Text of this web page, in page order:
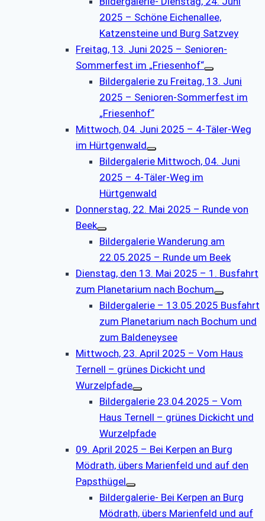
2025 – Schöne Eichenallee,
Katzensteine und Burg Satzvey
Freitag, 13. Juni 2025 – Senioren-
Sommerfest im „Friesenhof“
Bildergalerie zu Freitag, 13. Juni
2025 – Senioren-Sommerfest im
„Friesenhof“
Mittwoch, 04. Juni 2025 – 4-Täler-Weg
im Hürtgenwald
Bildergalerie Mittwoch, 04. Juni
2025 – 4-Täler-Weg im
Hürtgenwald
Donnerstag, 22. Mai 2025 – Runde von
Beek
Bildergalerie Wanderung am
22.05.2025 – Runde um Beek
Dienstag, den 13. Mai 2025 – 1. Busfahrt
zum Planetarium nach Bochum
Bildergalerie – 13.05.2025 Busfahrt
zum Planetarium nach Bochum und
zum Baldeneysee
Mittwoch, 23. April 2025 – Vom Haus
Ternell – grünes Dickicht und
Wurzelpfade
Bildergalerie 23.04.2025 – Vom
Haus Ternell – grünes Dickicht und
Wurzelpfade
09. April 2025 – Bei Kerpen an Burg
Mödrath, übers Marienfeld und auf den
Papsthügel
Bildergalerie- Bei Kerpen an Burg
Mödrath, übers Marienfeld und auf